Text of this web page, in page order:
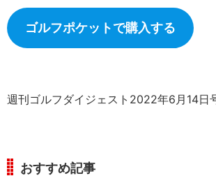
ゴルフポケットで購入する
週刊ゴルフダイジェスト2022年6月14日
おすすめ記事